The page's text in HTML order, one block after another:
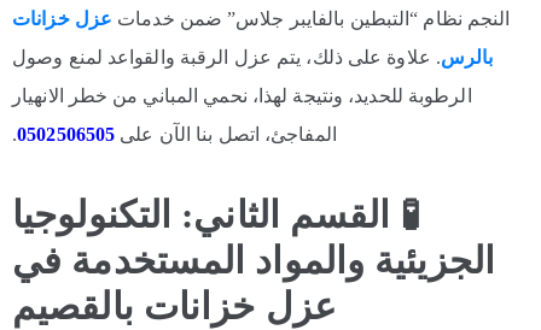
النجم نظام “التبطين بالفايبر جلاس” ضمن خدمات عزل خزانات
بالرس. علاوة على ذلك، يتم عزل الرقبة والقواعد لمنع وصول
الرطوبة للحديد، ونتيجة لهذا، نحمي المباني من خطر الانهيار
المفاجئ، اتصل بنا الآن على 0502506505
.
🧪 القسم الثاني: التكنولوجيا
الجزيئية والمواد المستخدمة في
عزل خزانات بالقصيم